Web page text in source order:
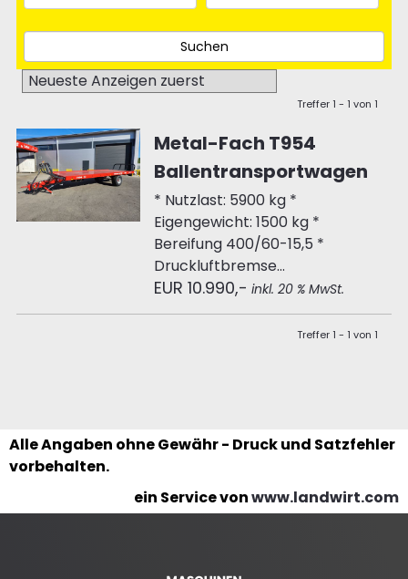
Treffer 1 - 1 von 1
Metal-Fach T954
Ballentransportwagen
* Nutzlast: 5900 kg *
Eigengewicht: 1500 kg *
Bereifung 400/60-15,5 *
Druckluftbremse...
EUR 10.990,- inkl. 20 % MwSt.
Treffer 1 - 1 von 1
Alle Angaben ohne Gewähr - Druck und Satzfehler
vorbehalten.
ein Service vonwww.landwirt.com